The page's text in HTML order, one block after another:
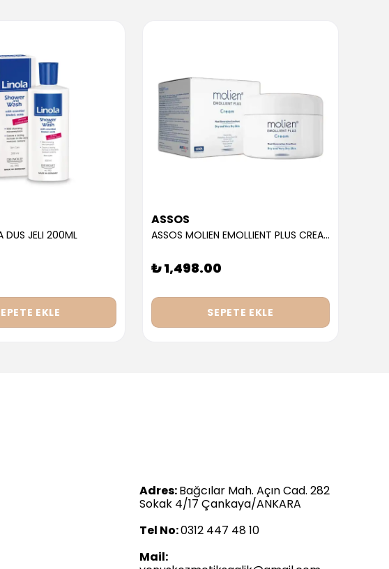
DUS JELI 200ML
EKLE
ASSOS
ASSOS MOLIEN EMOLLIENT PLUS CREAM 300ML
₺ 1,498.00
SEPETE EKLE
Adres:Bağcılar Mah. Açın Cad. 282
Sokak 4/17 Çankaya/ANKARA
Tel No:0312 447 48 10
Mail: